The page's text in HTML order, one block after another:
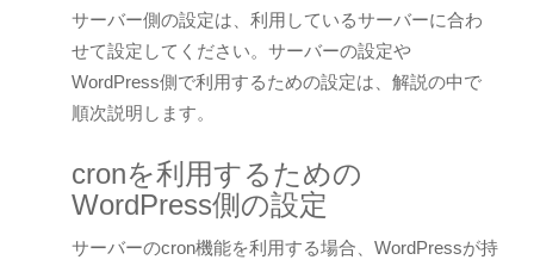
サーバー側の設定は、利用しているサーバーに合わ
せて設定してください。サーバーの設定や
WordPress側で利用するための設定は、解説の中で
順次説明します。
cronを利用するための
WordPress側の設定
サーバーのcron機能を利用する場合、WordPressが持